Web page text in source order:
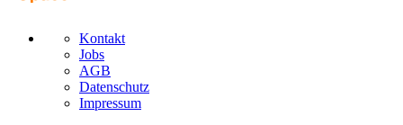
Kontakt
Jobs
AGB
Datenschutz
Impressum